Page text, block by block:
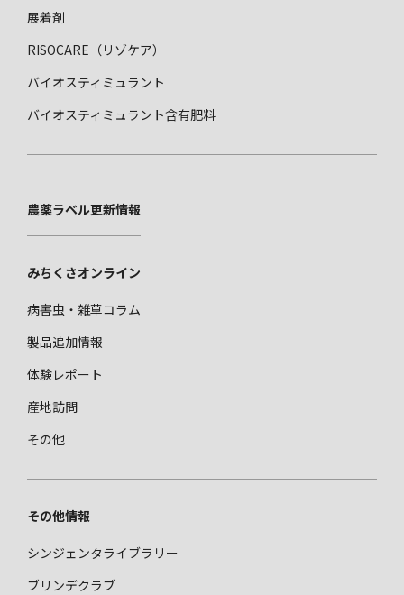
展着剤
RISOCARE（リゾケア）
バイオスティミュラント
バイオスティミュラント含有肥料
農薬ラベル更新情報
みちくさオンライン
病害虫・雑草コラム
製品追加情報
体験レポート
産地訪問
その他
その他情報
シンジェンタライブラリー
ブリンデクラブ